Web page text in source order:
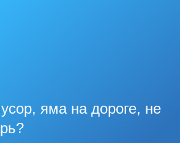
яма на дороге, не